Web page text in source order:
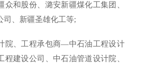
众和股份、潞安新疆煤化工集团、
司、新疆圣雄化工等;
院、工程承包商—中石油工程设计
程建设公司、中石油管道设计院、